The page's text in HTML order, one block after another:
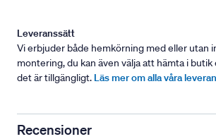
Leveranssätt
Vi erbjuder både hemkörning med eller utan
montering, du kan även välja att hämta i butik
det är tillgängligt. Läs mer om alla våra
Recensioner